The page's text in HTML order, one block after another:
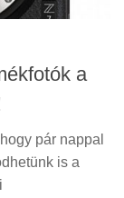
a
pár nappal
is a